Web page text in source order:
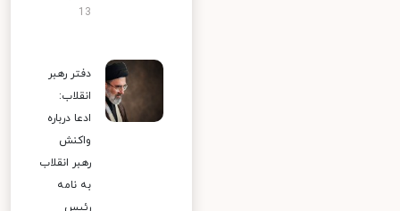
13
دفتر رهبر
انقلاب:
ادعا درباره
واکنش
رهبر انقلاب
به نامه
رئیس